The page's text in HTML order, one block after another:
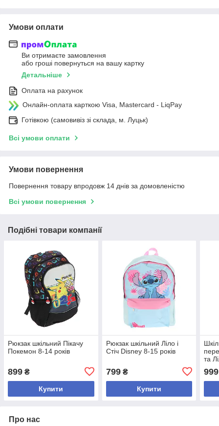
Умови оплати
Ви отримаєте замовлення
або гроші повернуться на вашу картку
Детальніше
Оплата на рахунок
Онлайн-оплата карткою Visa, Mastercard - LiqPay
Готівкою (самовивіз зі склада, м. Луцьк)
Всі умови оплати
Умови повернення
Повернення товару впродовж 14 днів за домовленістю
Всі умови повернення
Подібні товари компанії
Рюкзак шкільний Пікачу
Покемон 8-14 років
899 ₴
Купити
Рюкзак шкільний Ліло і
Стіч Disney 8-15 років
799₴
Купити
та
999
Про нас